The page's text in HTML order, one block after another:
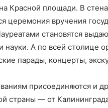
Красной площади. В
церемония вручения
становятся
науки. А по всей столице
парады, концерты,
присоединяются и
страны — от